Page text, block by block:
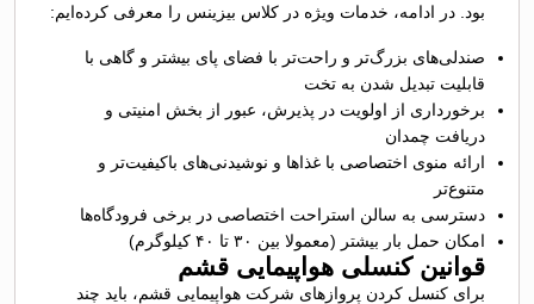
بود. در ادامه، خدمات ویژه‌ در کلاس بیزینس را معرفی کرده‌ایم:
صندلی‌های بزرگ‌تر و راحت‌تر با فضای پای بیشتر و گاهی با
قابلیت تبدیل شدن به تخت
برخورداری از اولویت در پذیرش، عبور از بخش امنیتی و
دریافت چمدان
ارائه منوی اختصاصی با غذاها و نوشیدنی‌های باکیفیت‌تر و
متنوع‌تر
دسترسی به سالن استراحت اختصاصی در برخی فرودگاه‌ها
امکان حمل بار بیشتر (معمولا بین ۳۰ تا ۴۰ کیلوگرم)
قوانین کنسلی هواپیمایی قشم
برای کنسل کردن پروازهای شرکت هواپیمایی قشم، باید چند